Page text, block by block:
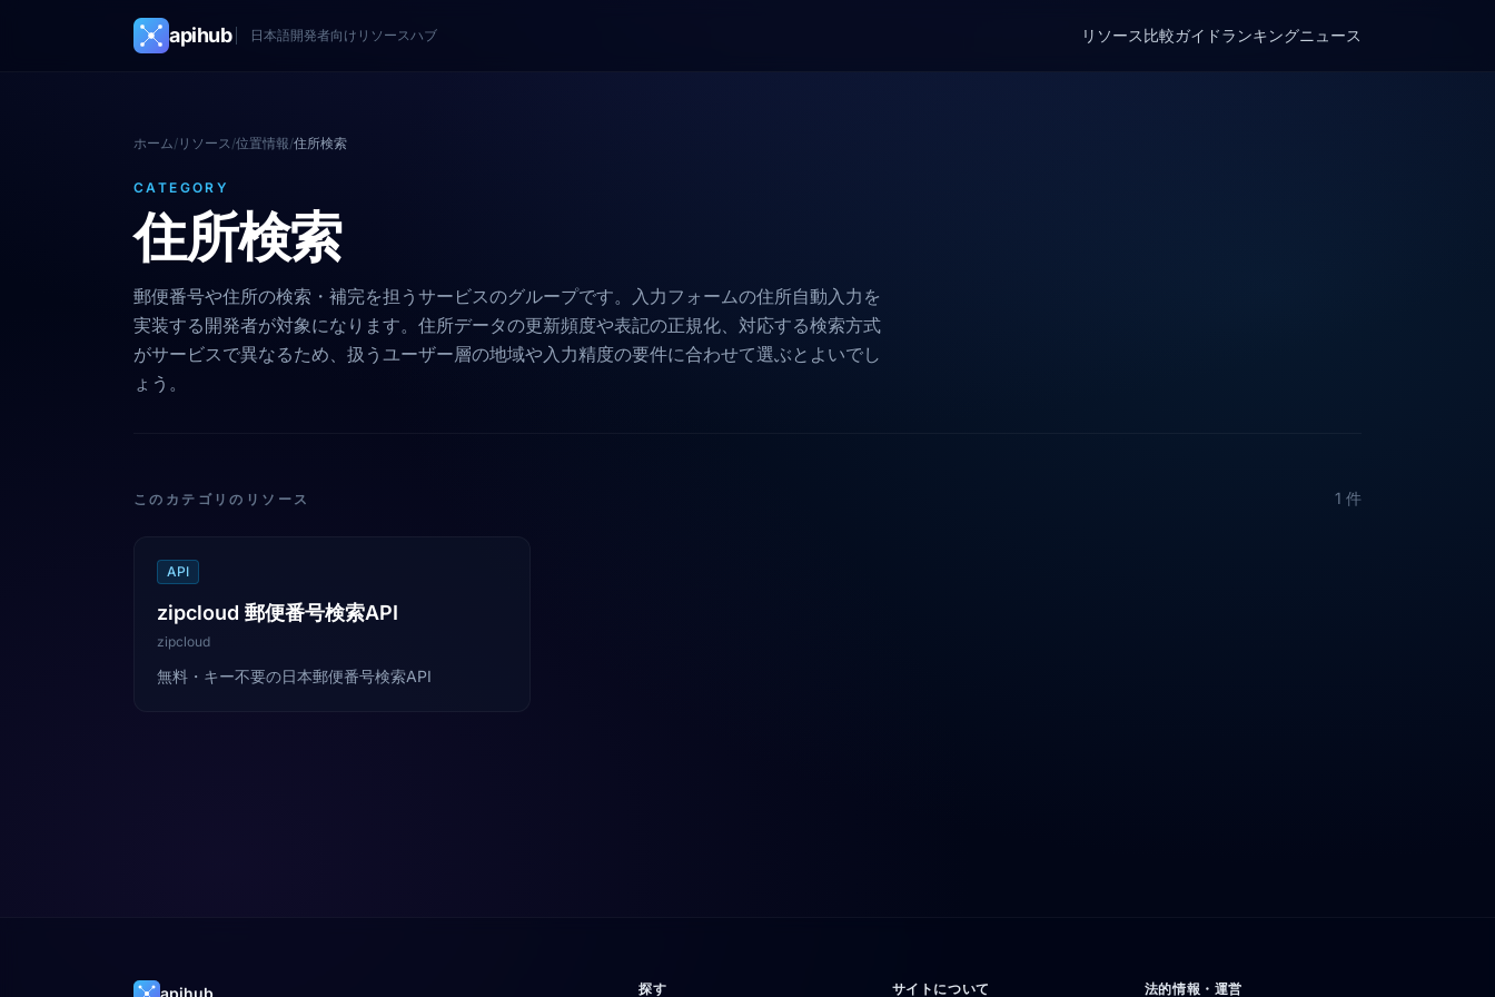
apihub 日本語開発者向けリソースハブ リソース比較ガイドランキングニュース
ホーム/ リソース/位置情報/住所検索
CATEGORY
住所検索
郵便番号や住所の検索・補完を担うサービスのグループです。入力フォームの住所自動入力を
実装する開発者が対象になります。住所データの更新頻度や表記の正規化、対応する検索方式
がサービスで異なるため、扱うユーザー層の地域や入力精度の要件に合わせて選ぶとよいでし
ょう。
このカテゴリのリソース 1 件
API
zipcloud 郵便番号検索API
zipcloud
無料・キー不要の日本郵便番号検索API
apihub 探す サイトについて 法的情報・運営